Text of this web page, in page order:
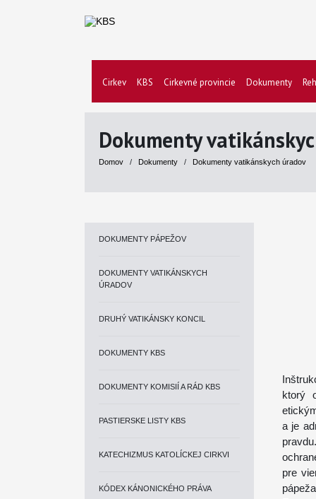
Cirkev KBS Cirkevné provincie Dokumenty
Dokumenty
Domov / Dokumenty / Dokumenty vatikánskych úradov
DOKUMENTY PÁPEŽOV
DOKUMENTY VATIKÁNSKYCH
ÚRADOV
DRUHÝ VATIKÁNSKY KONCIL
DOKUMENTY KBS
DOKUMENTY KOMISIÍ A RÁD KBS
PASTIERSKE LISTY KBS
KATECHIZMUS KATOLÍCKEJ CIRKVI
KÓDEX KÁNONICKÉHO PRÁVA
ktorý
a je
pre